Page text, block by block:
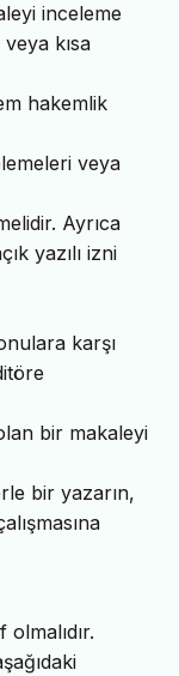
inceleme
kısa
hakemlik
veya
Ayrıca
yazılı izni
karşı
bir makaleyi
bir yazarın,